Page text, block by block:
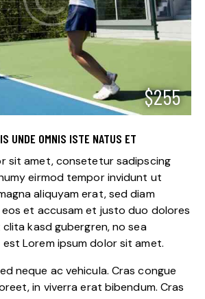
$255
UNDE OMNIS ISTE NATUS ET
sit amet, consetetur sadipscing
eirmod tempor invidunt ut
aliquyam erat, sed diam
et accusam et justo duo dolores
kasd gubergren, no sea
Lorem ipsum dolor sit amet.
neque ac vehicula. Cras congue
in viverra erat bibendum. Cras